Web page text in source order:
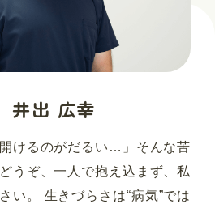
井出 広幸
開けるのがだるい…」そんな苦
うぞ、一人で抱え込まず、私
い。 生きづらさは“病気”では